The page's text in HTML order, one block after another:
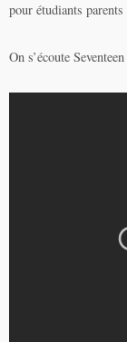
pour étudiants
On s’écoute